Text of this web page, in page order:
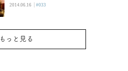
2014.06.16 |#033
もっと見る